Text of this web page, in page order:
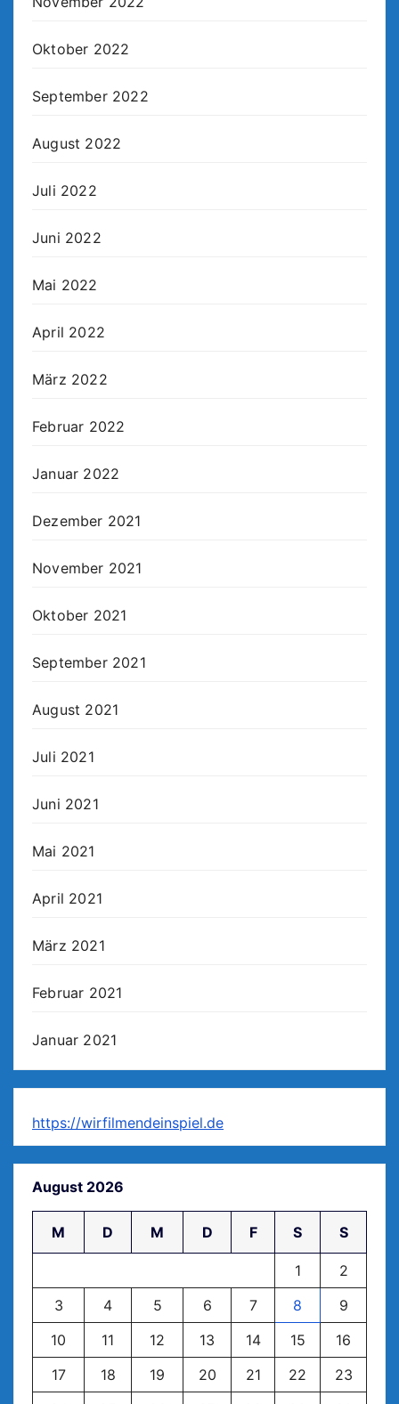
Oktober 2022
September 2022
August 2022
Juli 2022
Juni 2022
Mai 2022
April 2022
März 2022
Februar 2022
Januar 2022
Dezember 2021
November 2021
Oktober 2021
September 2021
August 2021
Juli 2021
Juni 2021
Mai 2021
April 2021
März 2021
Februar 2021
Januar 2021
https://wirfilmendeinspiel.de
August 2026
M D M D F S S
1
2
3
4 5 6 7 8
9
10
11 12 13 14 15
16
17
18 19 20 21 22
23